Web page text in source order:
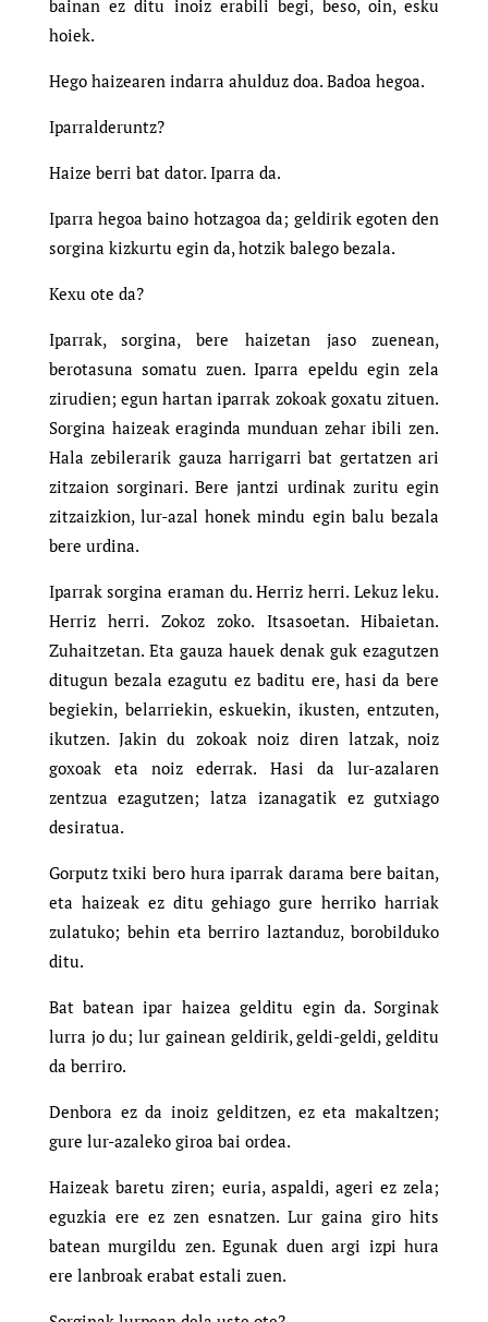
bainan ez ditu inoiz erabili begi, beso, oin, esku
hoiek.
Hego haizearen indarra ahulduz doa. Badoa hegoa.
Iparralderuntz?
Haize berri bat dator. Iparra da.
Iparra hegoa baino hotzagoa da; geldirik egoten den
sorgina kizkurtu egin da, hotzik balego bezala.
Kexu ote da?
Iparrak, sorgina, bere haizetan jaso zuenean,
berotasuna somatu zuen. Iparra epeldu egin zela
zirudien; egun hartan iparrak zokoak goxatu zituen.
Sorgina haizeak eraginda munduan zehar ibili zen.
Hala zebilerarik gauza harrigarri bat gertatzen ari
zitzaion sorginari. Bere jantzi urdinak zuritu egin
zitzaizkion, lur-azal honek mindu egin balu bezala
bere urdina.
Iparrak sorgina eraman du. Herriz herri. Lekuz leku.
Herriz herri. Zokoz zoko. Itsasoetan. Hibaietan.
Zuhaitzetan. Eta gauza hauek denak guk ezagutzen
ditugun bezala ezagutu ez baditu ere, hasi da bere
begiekin, belarriekin, eskuekin, ikusten, entzuten,
ikutzen. Jakin du zokoak noiz diren latzak, noiz
goxoak eta noiz ederrak. Hasi da lur-azalaren
zentzua ezagutzen; latza izanagatik ez gutxiago
desiratua.
Gorputz txiki bero hura iparrak darama bere baitan,
eta haizeak ez ditu gehiago gure herriko harriak
zulatuko; behin eta berriro laztanduz, borobilduko
ditu.
Bat batean ipar haizea gelditu egin da. Sorginak
lurra jo du; lur gainean geldirik, geldi-geldi, gelditu
da berriro.
Denbora ez da inoiz gelditzen, ez eta makaltzen;
gure lur-azaleko giroa bai ordea.
Haizeak baretu ziren; euria, aspaldi, ageri ez zela;
eguzkia ere ez zen esnatzen. Lur gaina giro hits
batean murgildu zen. Egunak duen argi izpi hura
ere lanbroak erabat estali zuen.